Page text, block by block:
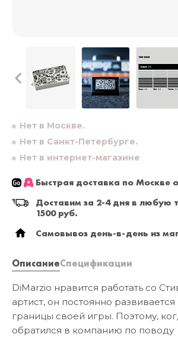
Нет в Москве.
Нет в Санкт-Петербурге.
Нет в интернет-магазине
Быстрая доставка по Москве
Доставим за 2-4 дня в любую
1500 руб.
Самовывоз день-в-день из
ОписаниеСпецификации
DiMarzio нравится работать со
артист, он постоянно
границы своей игры. Поэтому,
обратился в компанию по поводу